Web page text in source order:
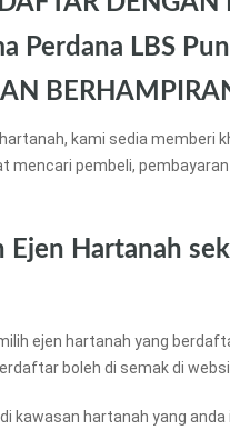
Perdana LBS
kami sedia memberi
mencari pembeli,
Ejen Hartanah
ejen hartanah yang
boleh di semak di
kawasan hartanah yang